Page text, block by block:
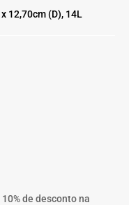
12,70cm (D), 14L
de desconto na